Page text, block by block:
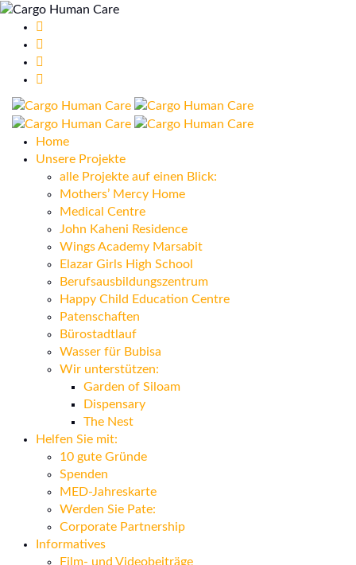
Home
Unsere Projekte
alle Projekte auf einen Blick:
Mothers’ Mercy Home
Medical Centre
John Kaheni Residence
Wings Academy Marsabit
Elazar Girls High School
Berufsausbildungszentrum
Happy Child Education Centre
Patenschaften
Bürostadtlauf
Wasser für Bubisa
Wir unterstützen:
Garden of Siloam
Dispensary
The Nest
Helfen Sie mit:
10 gute Gründe
Spenden
MED-Jahreskarte
Werden Sie Pate:
Corporate Partnership
Informatives
Film- und Videobeiträge